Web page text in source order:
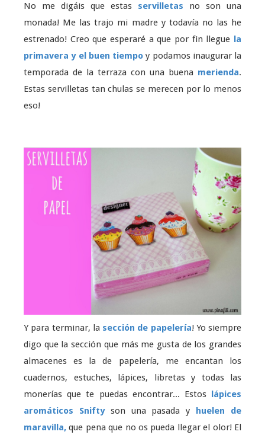
No me digáis que estas servilletas no son una
monada! Me las trajo mi madre y todavía no las he
estrenado! Creo que esperaré a que por fin llegue
la
primavera y el buen tiempo y podamos inaugurar la
temporada de la terraza con una buena merienda.
Estas servilletas tan chulas se merecen por lo menos
eso!
Y para terminar, la sección de papelería! Yo siempre
digo que la sección que más me gusta de los grandes
almacenes es la de papelería, me encantan los
cuadernos, estuches, lápices, libretas y todas las
monerías que te puedas encontrar... Estos lápices
aromáticos Sniftyson una pasada y huelen de
maravilla, que pena que no os pueda llegar el olor! El